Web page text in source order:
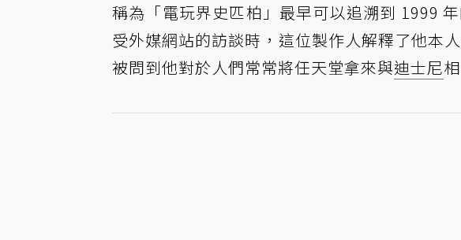
稱為「電玩界史匹柏」最早可以追溯到 1999
受外媒網站的訪談時，這位製作人解釋了他本
被問到他對於人們常常將任天堂拿來與迪士尼